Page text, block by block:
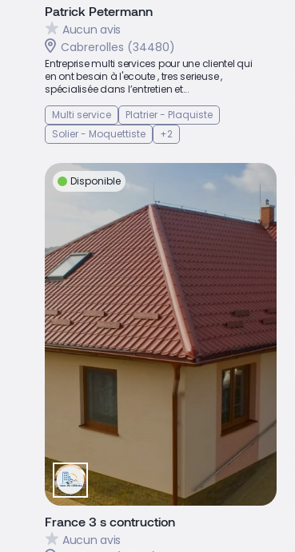
Patrick Petermann
Aucun avis
Cabrerolles (34480)
Entreprise multi services pour une clientel qui
en ont besoin à l'ecoute , tres serieuse ,
spécialisée dans l’entretien et...
Multi service
Platrier - Plaquiste
Solier - Moquettiste
+2
Disponible
France 3 s contruction
Aucun avis